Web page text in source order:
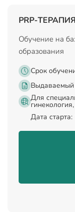
PRP-
Обучение на
образования
Срок
Выдаваемый
Для
Дата старта: